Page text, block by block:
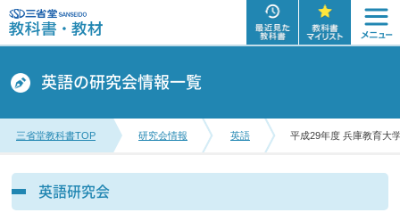
英語の研究会情報一覧
三省堂教科書TOP 研究会情報 英語 平成29年度 兵庫教育大
英語研究会